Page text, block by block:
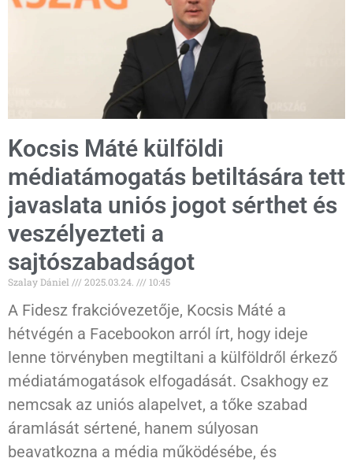
Kocsis Máté külföldi
médiatámogatás betiltására tett
javaslata uniós jogot sérthet és
veszélyezteti a
sajtószabadságot
Szalay Dániel 2025.03.24. 10:45
A Fidesz frakcióvezetője, Kocsis Máté a
hétvégén a Facebookon arról írt, hogy ideje
lenne törvényben megtiltani a külföldről érkező
médiatámogatások elfogadását. Csakhogy ez
nemcsak az uniós alapelvet, a tőke szabad
áramlását sértené, hanem súlyosan
beavatkozna a média működésébe, és